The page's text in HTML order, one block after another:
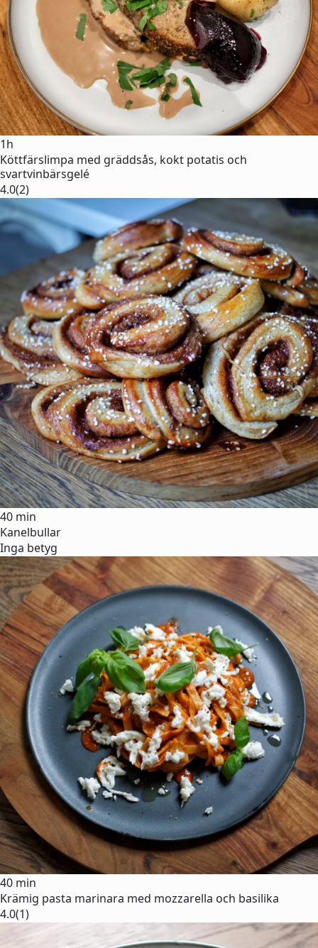
1h
Köttfärslimpa med gräddsås, kokt potatis och
svartvinbärsgelé
4.0(2)
40 min
Kanelbullar
Inga betyg
40 min
Krämig pasta marinara med mozzarella och basilika
4.0(1)